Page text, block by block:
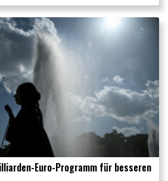
Gitta Connemann in der
Parlament. Sie betonte, auch bei der
"das Recht auf Selbstbestimmung
Euro-Programm für besseren